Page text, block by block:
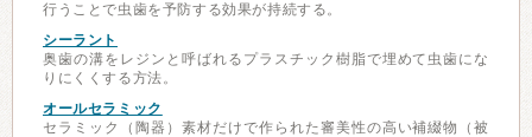
行うことで虫歯を予防する効果が持続する。
シーラント
奥歯の溝をレジンと呼ばれるプラスチック樹脂で埋めて虫歯にな
りにくくする方法。
オールセラミック
セラミック（陶器）素材だけで作られた審美性の高い補綴物（被